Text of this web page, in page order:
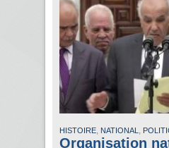
HISTOIRE, NATIONAL ,
Organisation